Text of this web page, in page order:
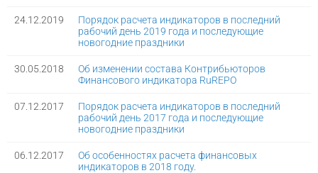
24.12.2019
Порядок расчета индикаторов в последний
рабочий день 2019 года и последующие
новогодние праздники
30.05.2018
Об изменении состава Контрибьюторов
Финансового индикатора RuREPO
07.12.2017
Порядок расчета индикаторов в последний
рабочий день 2017 года и последующие
новогодние праздники
06.12.2017
Об особенностях расчета финансовых
индикаторов в 2018 году.